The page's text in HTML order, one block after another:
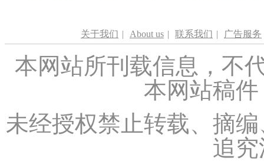
关于我们 | About us | 联系我们 | 广告服务
本网站所刊载信息，不
本网站稿
未经授权禁止转载、摘
追